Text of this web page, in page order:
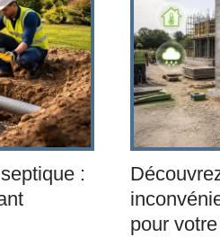
:
pour